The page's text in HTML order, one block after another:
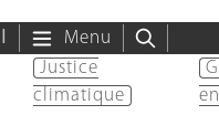
Menu
Justice
climatique